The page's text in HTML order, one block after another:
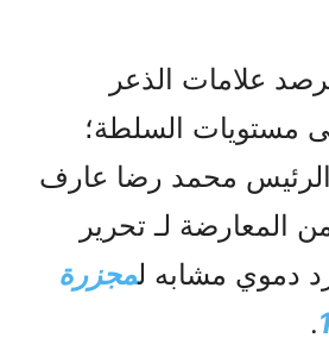
علامات الذعر
مستويات السلطة؛
محمد رضا عارف
المعارضة لـ تحرير
دموي مشابه لمجزرة
.